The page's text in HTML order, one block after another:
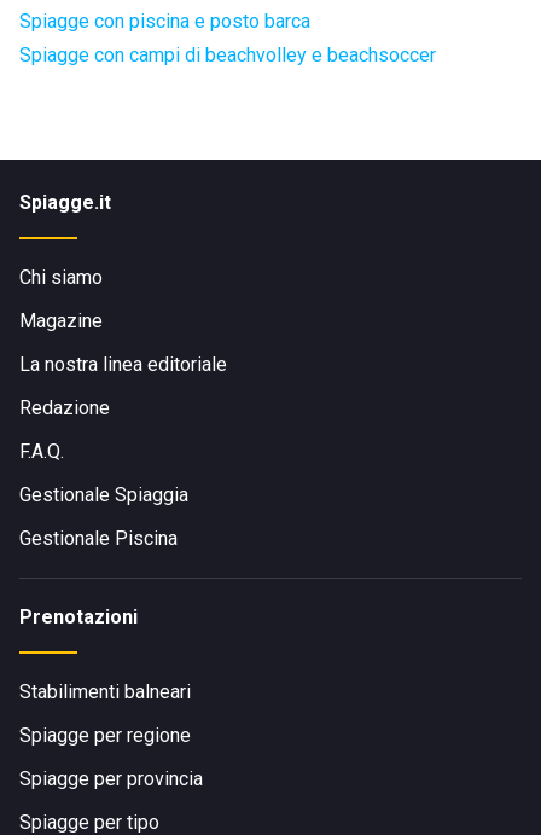
Spiagge con piscina e posto barca
Spiagge con campi di beachvolley e beachsoccer
Spiagge.it
Chi siamo
Magazine
La nostra linea editoriale
Redazione
F.A.Q.
Gestionale Spiaggia
Gestionale Piscina
Prenotazioni
Stabilimenti balneari
Spiagge per regione
Spiagge per provincia
Spiagge per tipo